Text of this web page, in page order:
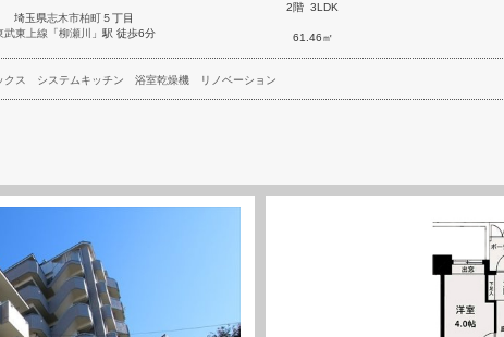
埼玉県志木市柏町５丁目
武東上線 「柳瀬川 」駅 徒歩6分
2階 3LDK
61.46㎡
クス システムキッチン 浴室乾燥機 リノベーション